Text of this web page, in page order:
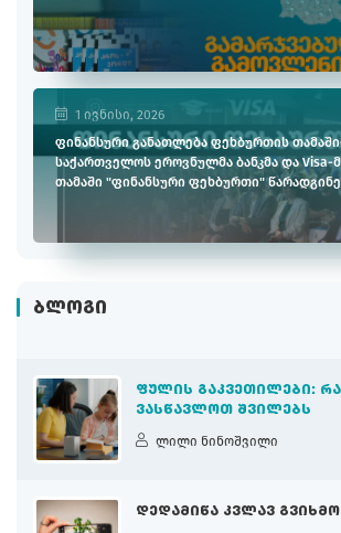
1 ივნისი, 2026
ფინანსური განათლება ფეხბურთის
საქართველოს ეროვნულმა ბანკმა და
თამაში "ფინანსური ფეხბურთი"
ᲑᲚᲝᲒᲘ
ᲤᲣᲚᲘᲡ ᲒᲐᲙᲕᲔᲗᲘᲚᲔᲑᲘ:
ᲕᲐᲡᲬᲐᲕᲚᲝᲗ ᲨᲕᲘᲚᲔᲑᲡ
ლილი ნინოშვილი
ᲓᲔᲓᲐᲛᲘᲬᲐ ᲙᲕᲚᲐᲕ